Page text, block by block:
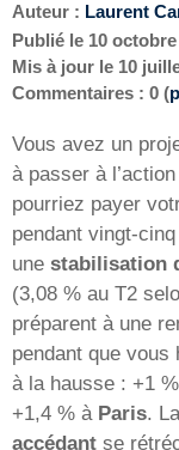
Auteur : Laurent
Publié le 10 octobre
Mis à jour le 10
Commentaires : 0 (
Vous avez un
à passer à
pourriez payer
pendant vingt-
une stabilisation
(3,08 % au T2
préparent à une
pendant que
à la hausse : +1
+1,4 % à Paris.
accédant se